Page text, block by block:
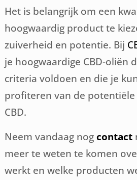
Het is belangrijk om een
hoogwaardig product te
zuiverheid en potentie. Bij
je hoogwaardige CBD-oliën
criteria voldoen en die je
profiteren van de
CBD.
Neem vandaag nogcontact
meer te weten te komen
werkt en welke producten